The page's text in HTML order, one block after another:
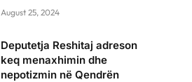
August 25, 2024
Deputetja Reshitaj adreson
keq menaxhimin dhe
nepotizmin në Qendrën